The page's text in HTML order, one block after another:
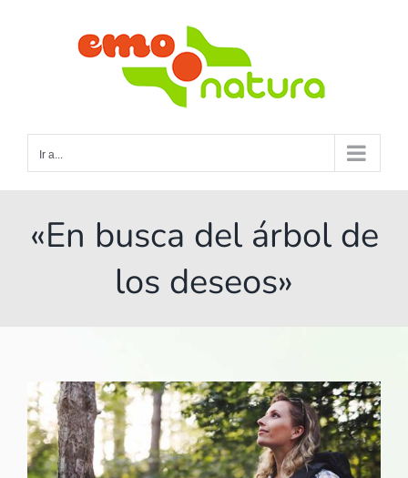
Ir a...
«En busca del árbol de
los deseos»